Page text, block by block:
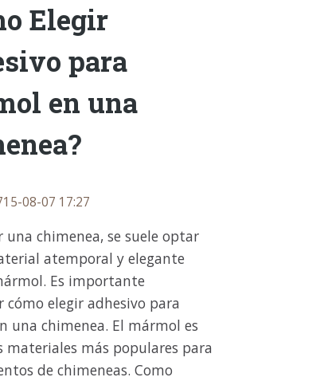
Elegir
para
en una
08-07 17:27
una chimenea, se suele optar
atemporal y elegante
Es importante
cómo elegir adhesivo para
una chimenea. El mármol es
materiales más populares para
de chimeneas. Como